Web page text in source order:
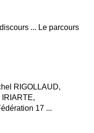
... Le parcours
RIGOLLAUD,
17 ...